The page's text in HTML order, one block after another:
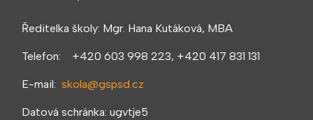
Ředitelka školy: Mgr. Hana Kutáková, MBA
Telefon: +420 603 998 223, +420 417 831 131
E-mail: skola@gspsd.cz
Datová schránka: ugvtje5